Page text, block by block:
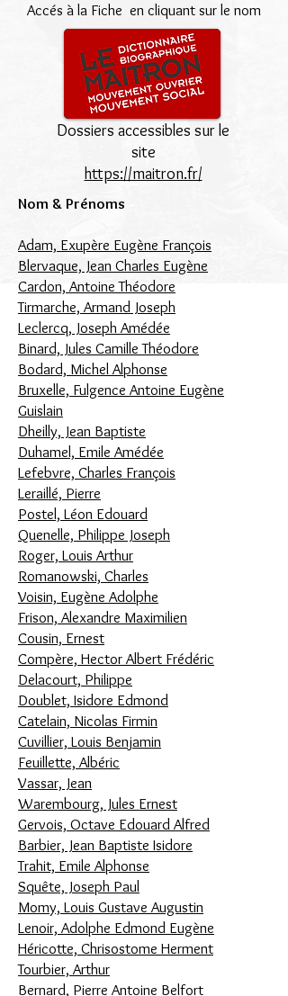
Accés à la Fiche en cliquant sur le nom
Dossiers accessibles sur le
site
https://maitron.fr/
Nom & Prénoms
Adam, Exupère Eugène François
Blervaque, Jean Charles Eugène
Cardon, Antoine Théodore
Tirmarche, Armand Joseph
Leclercq, Joseph Amédée
Binard, Jules Camille Théodore
Bodard, Michel Alphonse
Bruxelle, Fulgence Antoine Eugène
Guislain
Dheilly, Jean Baptiste
Duhamel, Emile Amédée
Lefebvre, Charles François
Leraillé, Pierre
Postel, Léon Edouard
Quenelle, Philippe Joseph
Roger, Louis Arthur
Romanowski, Charles
Voisin, Eugène Adolphe
Frison, Alexandre Maximilien
Cousin, Ernest
Compère, Hector Albert Frédéric
Delacourt, Philippe
Doublet, Isidore Edmond
Catelain, Nicolas Firmin
Cuvillier, Louis Benjamin
Feuillette, Albéric
Vassar, Jean
Warembourg, Jules Ernest
Gervois, Octave Edouard Alfred
Barbier, Jean Baptiste Isidore
Trahit, Emile Alphonse
Squête, Joseph Paul
Momy, Louis Gustave Augustin
Lenoir, Adolphe Edmond Eugène
Héricotte, Chrisostome Herment
Tourbier, Arthur
Bernard, Pierre Antoine Belfort